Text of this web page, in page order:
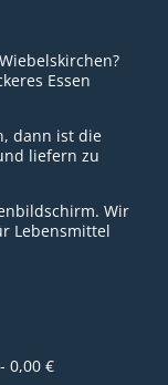
Essen
dann ist die
liefern zu
Wir
Lebensmittel
0,00 €